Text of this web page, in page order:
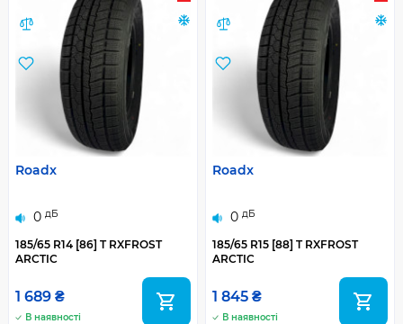
Roadx
0 дБ
185/65 R14 [86] T RXFROST
ARCTIC
1 689 ₴
В наявності
Roadx
0 дБ
185/65 R15 [88] T RXFROST
ARCTIC
1 845 ₴
В наявності